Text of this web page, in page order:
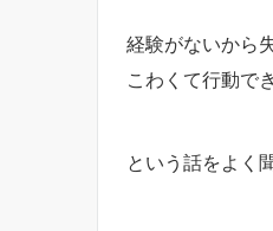
経験がないから
こわくて行動で
という話をよく